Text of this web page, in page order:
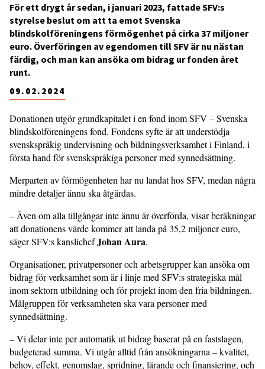
09.02.2024
För ett drygt år sedan, i januari 2023, fattade SFV:s
styrelse beslut om att ta emot Svenska
blindskolföreningens förmögenhet på cirka 37 miljoner
euro. Överföringen av egendomen till SFV är nu nästan
färdig, och man kan ansöka om bidrag ur fonden året
runt.
Donationen utgör grundkapitalet i en fond inom SFV – Svenska
blindskolföreningens fond. Fondens syfte är att understödja
svenskspråkig undervisning och bildningsverksamhet i Finland, i
första hand för svenskspråkiga personer med synnedsättning.
Merparten av förmögenheten har nu landat hos SFV, medan några
mindre detaljer ännu ska åtgärdas.
– Även om alla tillgångar inte ännu är överförda, visar beräkningar
att donationens värde kommer att landa på 35,2 miljoner euro,
säger SFV:s kanslichefJohan Aura.
Organisationer, privatpersoner och arbetsgrupper kan ansöka om
bidrag för verksamhet som är i linje med SFV:s strategiska mål
inom sektorn utbildning och för projekt inom den fria bildningen.
Målgruppen för verksamheten ska vara personer med
synnedsättning.
– Vi delar inte per automatik ut bidrag baserat på en fastslagen,
budgeterad summa. Vi utgår alltid från ansökningarna – kvalitet,
behov, effekt, genomslag, spridning, lärande och finansiering, och